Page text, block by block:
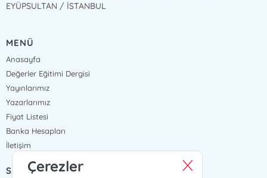
EYÜPSULTAN / İSTANBUL
MENÜ
Anasayfa
Değerler Eğitimi Dergisi
Yayınlarımız
Yazarlarımız
Fiyat Listesi
Banka Hesapları
İletişim
SÖZLEŞMELER
Çerezler